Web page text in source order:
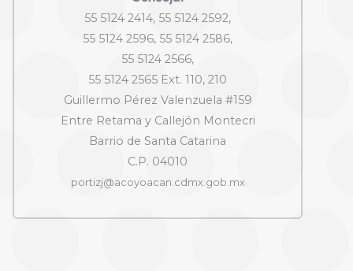
55 5124 2414, 55 5124 2592,
55 5124 2596, 55 5124 2586,
55 5124 2566,
55 5124 2565 Ext. 110, 210
Guillermo Pérez Valenzuela #159
Entre Retama y Callejón Montecri
Barrio de Santa Catarina
C.P. 04010
portizj@acoyoacan.cdmx.gob.mx